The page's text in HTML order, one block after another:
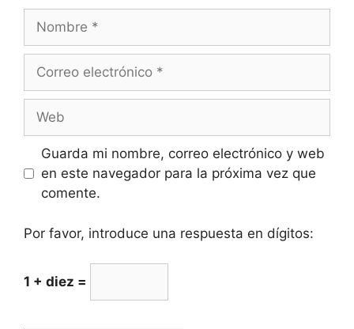
Guarda mi nombre, correo electrónico y web
en este navegador para la próxima vez que
comente.
Por favor, introduce una respuesta en dígitos:
1 + diez =